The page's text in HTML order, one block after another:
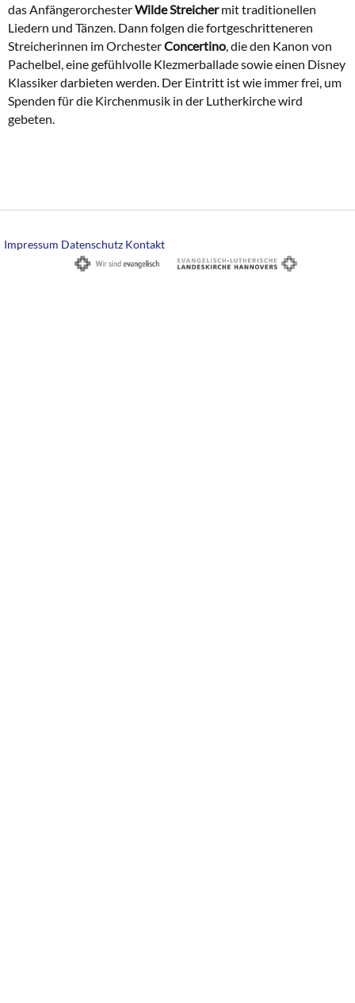
das AnfängerorchesterWilde Streichermit traditionellen
Liedern und Tänzen. Dann folgen die fortgeschritteneren
Streicherinnen im OrchesterConcertino, die den Kanon von
Pachelbel, eine gefühlvolle Klezmerballade sowie einen Disney
Klassiker darbieten werden. Der Eintritt ist wie immer frei, um
Spenden für die Kirchenmusik in der Lutherkirche wird
gebeten.
Impressum Datenschutz Kontakt